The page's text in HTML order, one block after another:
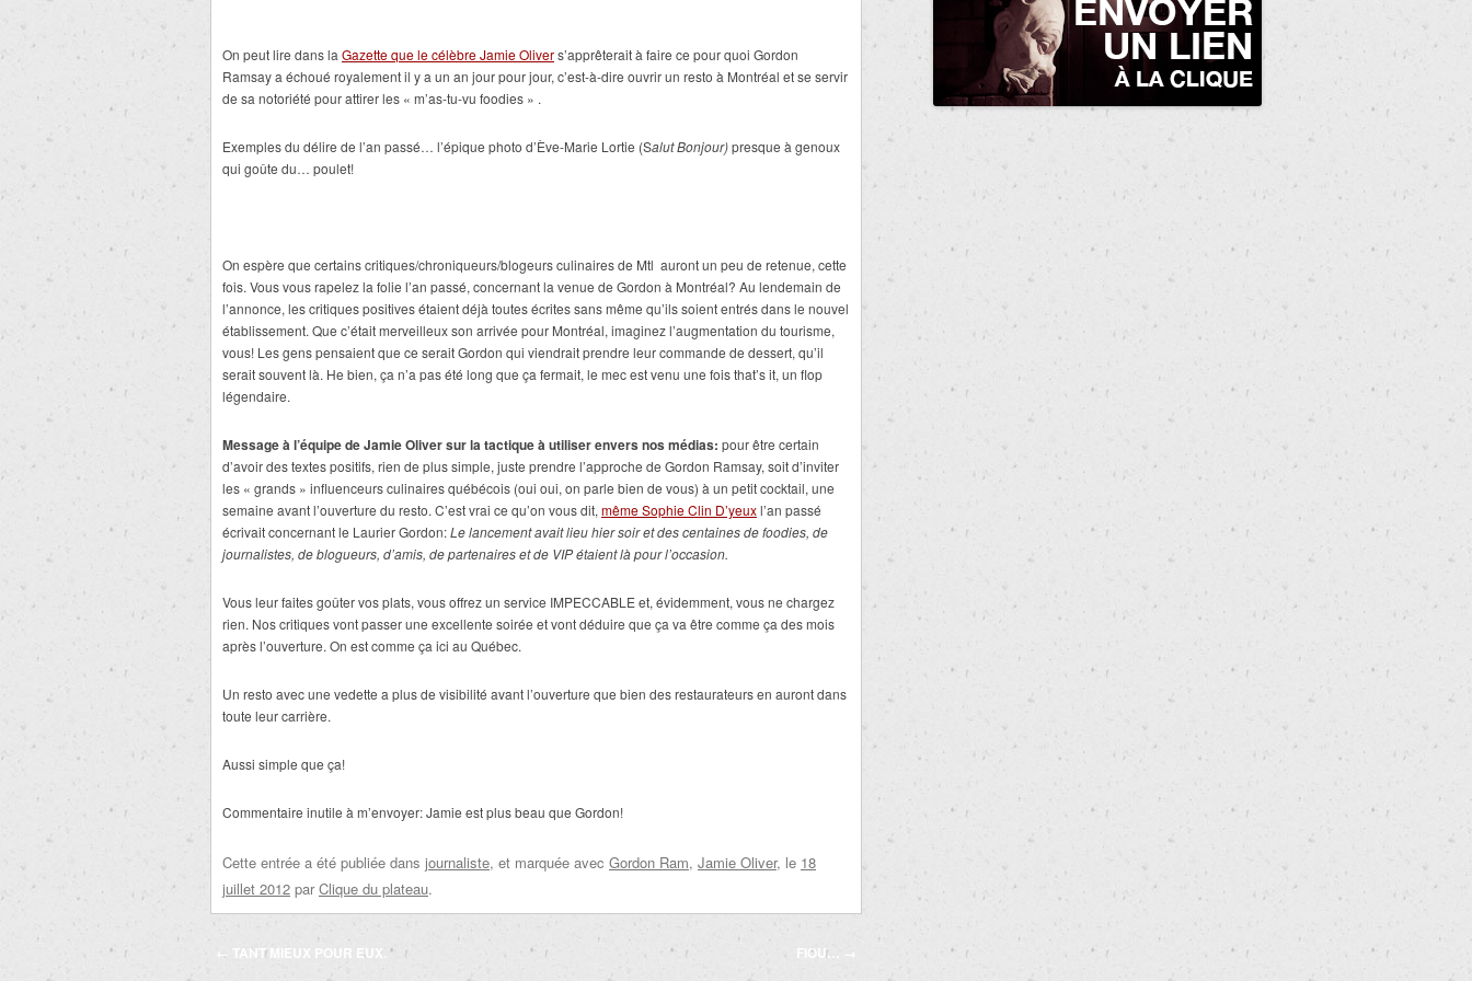
On peut lire dans la Gazette que le célèbre Jamie Olivers’apprêterait à faire ce pour quoi Gordon
Ramsay a échoué royalement il y a un an jour pour jour, c’est-à-dire ouvrir un resto à Montréal et se servir
de sa notoriété pour attirer les « m’as-tu-vu foodies » .
Exemples du délire de l’an passé… l’épique photo d’Ève-Marie Lortie (Salut Bonjour)presque à genoux
qui goûte du… poulet!
On espère que certains critiques/chroniqueurs/blogeurs culinaires de Mtl auront un peu de retenue, cette
fois. Vous vous rapelez la folie l’an passé, concernant la venue de Gordon à Montréal? Au lendemain de
l’annonce, les critiques positives étaient déjà toutes écrites sans même qu’ils soient entrés dans le nouvel
établissement. Que c’était merveilleux son arrivée pour Montréal, imaginez l’augmentation du tourisme,
vous! Les gens pensaient que ce serait Gordon qui viendrait prendre leur commande de dessert, qu’il
serait souvent là. He bien, ça n’a pas été long que ça fermait, le mec est venu une fois that’s it, un flop
légendaire.
Message à l’équipe de Jamie Oliver sur la tactique à utiliser envers nos médias: pour être certain
d’avoir des textes positifs, rien de plus simple, juste prendre l’approche de Gordon Ramsay, soit d’inviter
les « grands » influenceurs culinaires québécois (oui oui, on parle bien de vous) à un petit cocktail, une
semaine avant l’ouverture du resto. C’est vrai ce qu’on vous dit, même Sophie Clin D’yeuxl’an passé
écrivait concernant le Laurier Gordon:Le lancement avait lieu hier soir et des centaines de foodies, de
journalistes, de blogueurs, d’amis, de partenaires et de VIP étaient là pour l’occasion.
Vous leur faites goûter vos plats, vous offrez un service IMPECCABLE et, évidemment, vous ne chargez
rien. Nos critiques vont passer une excellente soirée et vont déduire que ça va être comme ça des mois
après l’ouverture. On est comme ça ici au Québec.
Un resto avec une vedette a plus de visibilité avant l’ouverture que bien des restaurateurs en auront dans
toute leur carrière.
Aussi simple que ça!
Commentaire inutile à m’envoyer: Jamie est plus beau que Gordon!
Cette entrée a été publiée dans journaliste, et marquée avec Gordon Ram, Jamie Oliver, le 18
juillet 2012 par Clique du plateau.
Navigation
← TANT MIEUX POUR EUX. FIOU… →